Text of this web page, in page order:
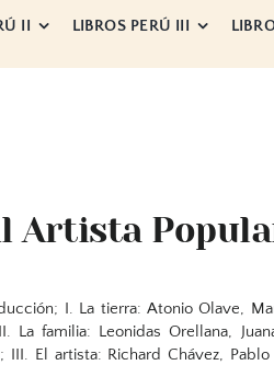
II LIBROS PERÚ III
Artista
I. La tierra: Atonio Olave,
La familia: Leonidas Orellana,
III. El artista: Richard Chávez,